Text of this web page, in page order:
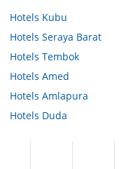
Hotels Kubu
Hotels Seraya Barat
Hotels Tembok
Hotels Amed
Hotels Amlapura
Hotels Duda